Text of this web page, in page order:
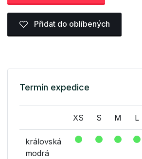
Přidat do oblíbených
Termín expedice
XS S M L
královská
modrá